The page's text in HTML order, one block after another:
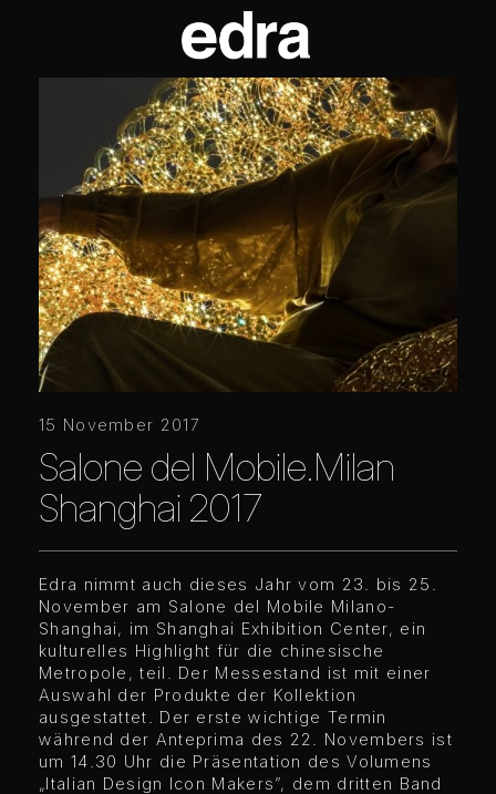
15 November 2017
Salone del Mobile.Milan
Shanghai 2017
Edra nimmt auch dieses Jahr vom 23. bis 25.
November am Salone del Mobile Milano-
Shanghai, im Shanghai Exhibition Center, ein
kulturelles Highlight für die chinesische
Metropole, teil. Der Messestand ist mit einer
Auswahl der Produkte der Kollektion
ausgestattet. Der erste wichtige Termin
während der Anteprima des 22. Novembers ist
um 14.30 Uhr die Präsentation des Volumens
„Italian Design Icon Makers”, dem dritten Band